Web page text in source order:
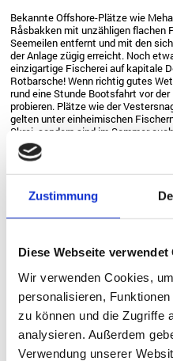
Zustimmung
Diese Webseite verwendet
Wir verwenden Cookies,
personalisieren,
zu können und die Zugriffe
analysieren. Außerdem
Verwendung unserer
Bekannte Offshore-Plätze wie
Råsbakken mit unzähligen flachen
Seemeilen entfernt und mit den
der Anlage zügig erreicht. Noch
einzigartige Fischerei auf kapitale
Rotbarsche! Wenn richtig gutes
rund eine Stunde Bootsfahrt vor
probieren. Plätze wie der
gelten unter einheimischen
Skrei, sondern sind im Sommer
Art.
Starter, Steuerstand, Echolot &
GPS/Kartenplotter (Nr. 2)
Aluboot "Kværnø" 20 Fuß/70 PS
Starter, Steuerstand, Echolot &
GPS/Kartenplotter (Nr. 3)
Aluboot "Kværnø" 20 Fuß/70 PS
Starter, Steuerstand, Echolot &
GPS/Kartenplotter (Nr. 4)